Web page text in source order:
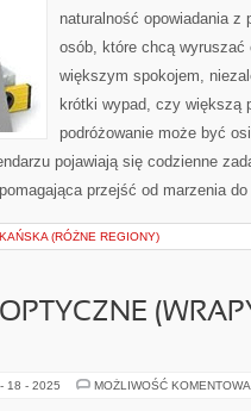
naturalność opowiadania z
osób, które chcą
większym spokojem,
krótki wypad, czy większą
podróżowanie może być
pojawiają się codzienne
przejść od marzenia
(RÓŻNE REGIONY)
18 - 2025 MOŻLIWOŚĆ